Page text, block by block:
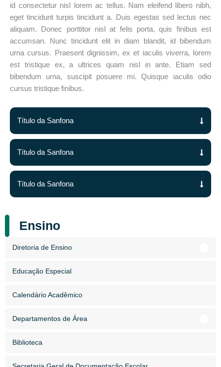
id consectetur nisl lorem ac tellus. Nam eleifend libero nibh,
eget tincidunt turpis tincidunt a. Duis egestas sed lectus nec
aliquam. Donec porttitor nisl at felis porta, quis finibus est
accumsan. Nunc tincidunt elit in diam blandit, id bibendum
urna cursus. Praesent dignissim, ex et iaculis viverra, lorem
est tristique ex, a ultrices quam nisl in ante. Etiam sed
bibendum urna, suscipit posuere mi. Quisque iaculis odio
cursus tristique finibus.
Título da Sanfona
Título da Sanfona
Título da Sanfona
Ensino
Diretoria de Ensino
Educação Especial
Calendário Acadêmico
Departamentos de Área
Biblioteca